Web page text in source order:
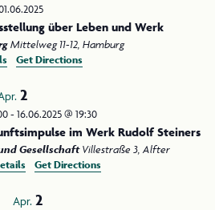
über Leben und Werk
Mittelweg 11-12, Hamburg
Get Directions
2
- 16.06.2025 @ 19:30
im Werk Rudolf Steiners
Gesellschaft
Villestraße 3, Alfter
Get Directions
Apr. 2